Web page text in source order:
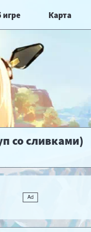
игре Карта
со сливками)